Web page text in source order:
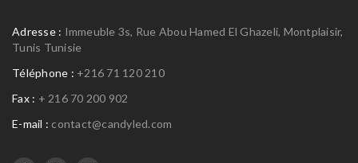
Adresse : Immeuble 3s, Rue Abou Hamed El Ghazeli, Montplaisir,
Tunis Tunisie
Téléphone : +216 71 120 210
Fax : + 216 70 200 902
E-mail : contact@candyled.com